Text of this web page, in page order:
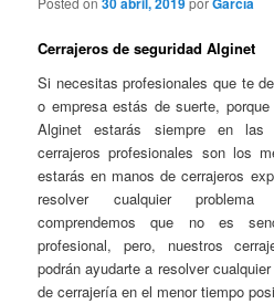
Cerrajeros de seguridad Alginet
Si necesitas profesionales que te
o empresa estás de suerte,
Alginet estarás siempre en las
cerrajeros profesionales son los
estarás en manos de cerrajeros
resolver cualquier
comprendemos que no es
profesional, pero, nuestros
podrán ayudarte a resolver
de cerrajería en el menor tiempo